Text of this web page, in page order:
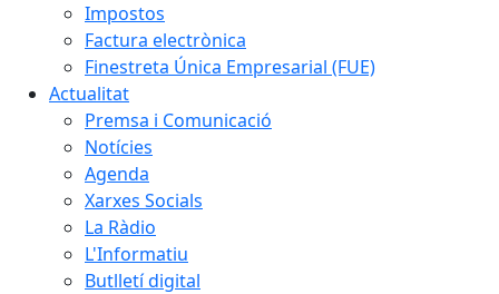
Impostos
Factura electrònica
Finestreta Única Empresarial (FUE)
Actualitat
Premsa i Comunicació
Notícies
Agenda
Xarxes Socials
La Ràdio
L'Informatiu
Butlletí digital